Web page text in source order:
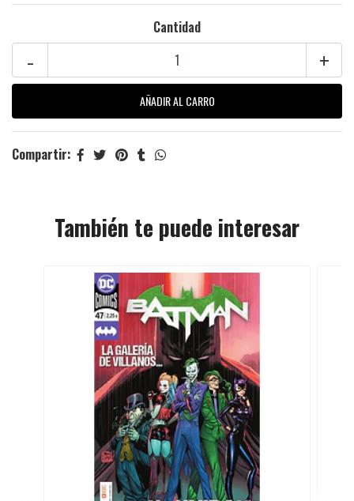
Cantidad
+
-
Compartir:
También te puede interesar